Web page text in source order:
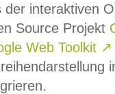
der interaktiven
Source Projekt
Web Toolkit ↗